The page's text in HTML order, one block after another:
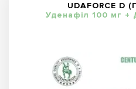
UDAFORCE D
Уденафіл 100 мг +